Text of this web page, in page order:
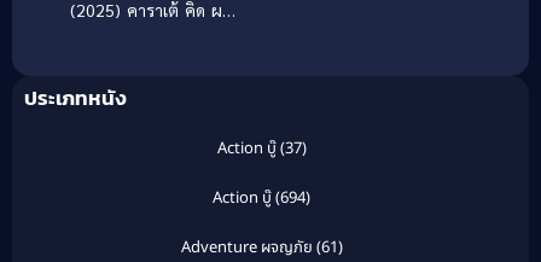
(2025) คาราเต้ คิด ผนึก
ประเภทหนัง
Action บู๊(37)
Action บู๊(694)
Adventure ผจญภัย (61)